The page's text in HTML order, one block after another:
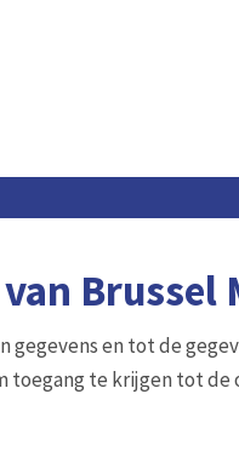
en tot de
toegang te krijgen tot de